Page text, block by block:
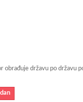
obrađuje državu po državu